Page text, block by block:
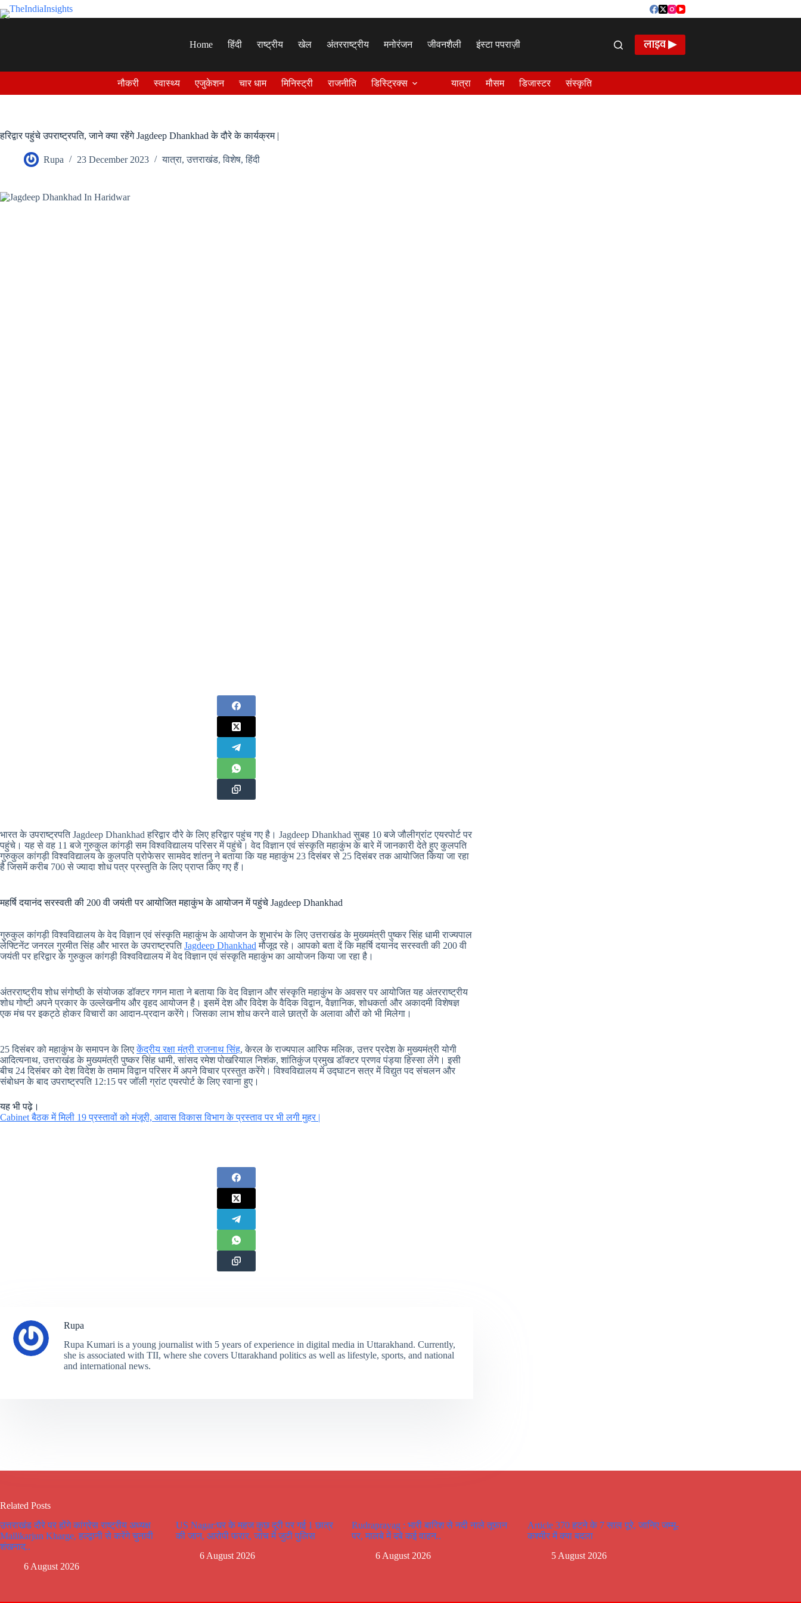
Skip
to
Home
हिंदी राष्ट्रीय खेल अंतरराष्ट्रीय मनोरंजन जीवनशैली इंस्टा पपराज़ी लाइव ▶
नौकरी स्वास्थ्य एजुकेशन चार धाम मिनिस्ट्री राजनीति डिस्ट्रिक्स यात्रा मौसम डिजास्टर संस्कृति
हरिद्वार पहुंचे उपराष्ट्रपति, जाने क्या रहेंगे Jagdeep Dhankhad के दौरे के कार्यक्रम |
Rupa 23 December 2023 यात्रा,उत्तराखंड,विशेष,हिंदी
भारत के उपराष्ट्रपति Jagdeep Dhankhad हरिद्वार दौरे के लिए हरिद्वार पहुंच गए है। Jagdeep Dhankhad सुबह 10 बजे जौलीग्रांट एयरपोर्ट पर
पहुंचे। यह से वह 11 बजे गुरुकुल कांगड़ी सम विश्वविद्यालय परिसर में पहुंचे। वेद विज्ञान एवं संस्कृति महाकुंभ के बारे में जानकारी देते हुए कुलपति
गुरुकुल कांगड़ी विश्वविद्यालय के कुलपति प्रोफेसर सामवेद शांतनु ने बताया कि यह महाकुंभ 23 दिसंबर से 25 दिसंबर तक आयोजित किया जा रहा
है जिसमें करीब 700 से ज्यादा शोध पत्र प्रस्तुति के लिए प्राप्त किए गए हैं।
महर्षि दयानंद सरस्वती की 200 वी जयंती पर आयोजित महाकुंभ के आयोजन में पहुंचे Jagdeep Dhankhad
गुरुकुल कांगड़ी विश्वविद्यालय के वेद विज्ञान एवं संस्कृति महाकुंभ के आयोजन के शुभारंभ के लिए उत्तराखंड के मुख्यमंत्री पुष्कर सिंह धामी राज्यपाल
लेफ्टिनेंट जनरल गुरमीत सिंह और भारत के उपराष्ट्रपतिJagdeep Dhankhad मौजूद रहे। आपको बता दें कि महर्षि दयानंद सरस्वती की 200 वी
जयंती पर हरिद्वार के गुरुकुल कांगड़ी विश्वविद्यालय में वेद विज्ञान एवं संस्कृति महाकुंभ का आयोजन किया जा रहा है।
अंतरराष्ट्रीय शोध संगोष्ठी के संयोजक डॉक्टर गगन माता ने बताया कि वेद विज्ञान और संस्कृति महाकुंभ के अवसर पर आयोजित यह अंतरराष्ट्रीय
शोध गोष्टी अपने प्रकार के उल्लेखनीय और वृहद आयोजन है। इसमें देश और विदेश के वैदिक विद्वान, वैज्ञानिक, शोधकर्ता और अकादमी विशेषज्ञ
एक मंच पर इकट्ठे होकर विचारों का आदान-प्रदान करेंगे। जिसका लाभ शोध करने वाले छात्रों के अलावा औरों को भी मिलेगा।
25 दिसंबर को महाकुंभ के समापन के लिएकेंद्रीय रक्षा मंत्री राजनाथ सिंह, केरल के राज्यपाल आरिफ मलिक, उत्तर प्रदेश के मुख्यमंत्री योगी
आदित्यनाथ, उत्तराखंड के मुख्यमंत्री पुष्कर सिंह धामी, सांसद रमेश पोखरियाल निशंक, शांतिकुंज प्रमुख डॉक्टर प्रणव पंड्या हिस्सा लेंगे। इसी
बीच 24 दिसंबर को देश विदेश के तमाम विद्वान परिसर में अपने विचार प्रस्तुत करेंगे। विश्वविद्यालय में उद्घाटन सत्र में विद्युत पद संचलन और
संबोधन के बाद उपराष्ट्रपति 12:15 पर जॉली ग्रांट एयरपोर्ट के लिए रवाना हुए।
यह भी पढ़े।
Cabinet बैठक में मिली 19 प्रस्तावों को मंजूरी, आवास विकास विभाग के प्रस्ताव पर भी लगी मुहर |
Rupa
Rupa Kumari is a young journalist with 5 years of experience in digital media in Uttarakhand. Currently,
she is associated with TII, where she covers Uttarakhand politics as well as lifestyle, sports, and national
and international news.
Related Posts
उत्तराखंड दौरे पर होंगे कांग्रेस राष्ट्रीय अध्यक्ष
Mallikarjun Kharge, हल्द्वानी से करेंगे चुनावी
शंखनाद..
6 August 2026
US Nagar:घर के महज कुछ दूरी पर गई 1 छात्र
की जान, आरोपी फरार, जांच में जुटी पुलिस
6 August 2026
Rudraprayag : भारी बारिश से नदी नाले तूफान
पर, मालबे में दबे कई वाहन..
6 August 2026
Article 370 हटने के 7 साल पूरे, जानिए जम्मू-
कश्मीर में क्या बदला
5 August 2026